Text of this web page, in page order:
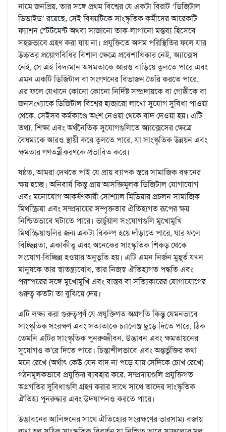
নামে জনপ্রিয়, তার সঙ্গে প্রথম বিশ্বের যে একটা বিরাট ‘ডিজিটাল
ডিভাইড’ রয়েছে, সেই বিষয়টিকে সাংস্কৃতিক কর্মীদের আরেকটি
ফ্যাশন স্টেটমেন্ট অথবা সাজানো তাক-লাগানো মন্তব্য হিসেবে
সহজভাবে গ্রহণ করা যায় না। প্রযুক্তিতে অসম পরিস্থিতির ফলে যার
উচ্চতর প্রয়োগবিধির বিশাল ক্ষেত্রে প্রবেশাধিকার নেই, অ্যাক্সেস
নেই, সে এই বিদ্যমান অসমতাকে আরও বাড়িয়ে তুলতে পারে এবং
এমন একটি ডিজিটাল বা সংগণনের বিভাজন তৈরি করতে পারে,
এর ফলে যেখানে কোনো কোনো নির্দিষ্ট সম্প্রদায়কে বা গোষ্ঠীকে বা
জনসংখ্যাকে ডিজিটাল বিশ্বের হাজারো লাখো সুযোগ সুবিধা পাওয়া
থেকে, সেইসব কর্মকাণ্ডে অংশ নেওয়া থেকে বাদ দেওয়া হয়। এটি
তথ্য, শিক্ষা এবং অর্থনৈতিক সুযোগগুলিতে অ্যাক্সেসের ক্ষেত্রে
বৈষম্যকে আরও স্থায়ী করে তুলতে পারে, যা সাংস্কৃতিক উন্নয়ন এবং
ক্ষমতার গণতন্ত্রীকরণকে প্রভাবিত করে।
ষষ্ঠত, আমরা দেখতে পাই যে প্রায় ব্যাপক স্তরে সামাজিক বন্ধনের
ক্ষয় হচ্ছে। অনিবার্য কিন্তু প্রায় আসক্তিমূলক ডিজিটাল যোগাযোগ
এবং মনোযোগ আকর্ষণকারী সোশ্যাল মিডিয়ার প্রচলন সামাজিক
মিথস্ক্রিয়া এবং সম্প্রদায়ের সম্পৃক্ততার ঐতিহ্যগত রূপের ক্ষয়
নিশ্চিতভাবে ঘটাতে পারে। ভার্চুয়াল সংযোগগুলি মুখোমুখি
মিথস্ক্রিয়াগুলির জন্য একটা বিকল্প হয়ে দাঁড়াতে পারে, যার ফলে
বিচ্ছিন্নতা, একাকীত্ব এবং অনেকের সাংস্কৃতিক শিকড় থেকে
সংযোগ-বিচ্ছিন্ন হওয়ার অনুভূতি হয়। এটি এমন নির্জন মুহূর্ত যখন
মানুষকে তার স্বাতন্ত্র্যবোধ, তার নিজস্ব ঐতিহ্যগত পদ্ধতি এবং
পরস্পরের সঙ্গে মুখোমুখি এবং বাস্তব বা সত্যিকারের যোগাযোগের
গুরুত্ব কতটা তা বুঝিয়ে দেয়।
এটি লক্ষ্য করা গুরুত্বপূর্ণ যে প্রযুক্তিগত অগ্রগতি কিন্তু যেমনভাবে
সাংস্কৃতিক সংরক্ষণ এবং সত্যতাকে চ্যালেঞ্জ ছুড়ে দিতে পারে, ঠিক
তেমনি এটির সাংস্কৃতিক পুনরুজ্জীবন, উদ্ভাবন এবং ক্ষমতায়নের
সুযোগও ক'রে দিতে পারে। চিন্তাশীলভাবে এবং অন্তর্ভুক্তির কথা
মনে রেখে (অর্থাৎ কেউ যেন বাদ না পড়ে যায় সেদিকে চোখ রেখে)
গঠনমূলকভাবে প্রযুক্তির ব্যবহার করে, সম্প্রদায়গুলি প্রযুক্তিগত
অগ্রগতির সুবিধাগুলি গ্রহণ করার সাথে সাথে তাদের সাংস্কৃতিক
ঐতিহ্য পুনরুদ্ধার এবং উদযাপনও করতে পারে।
উদ্ভাবনের আলিঙ্গনের সাথে ঐতিহ্যের সংরক্ষণের ভারসাম্য বজায়